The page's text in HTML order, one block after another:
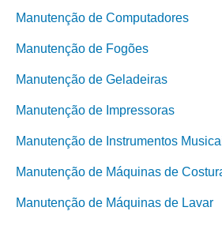
Manutenção de Computadores
Manutenção de Fogões
Manutenção de Geladeiras
Manutenção de Impressoras
Manutenção de Instrumentos
Manutenção de Máquinas de
Manutenção de Máquinas de Lavar